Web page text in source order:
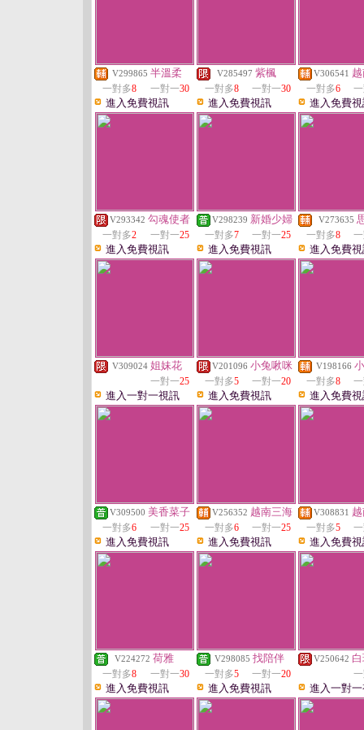
V299865 半溫柔
一對多8 一對一30
進入免費視訊
V285497 紫楓
一對多8 一對一30
進入免費視訊
V306541
一對多6
進入免費
V293342 勾魂使者
一對多2 一對一25
進入免費視訊
V298239 新婚少婦
一對多7 一對一25
進入免費視訊
V273635
一對多8
進入免費
V309024 姐妹花
一對一25
進入一對一視訊
V201096 小兔啾咪
一對多5 一對一20
進入免費視訊
V198166
一對多8
進入免費
V309500 美香菜子
一對多6 一對一25
進入免費視訊
V256352 越南三海
一對多6 一對一25
進入免費視訊
V308831
一對多5
進入免費
V224272 荷雅
一對多8 一對一30
進入免費視訊
V298085 找陪伴
一對多5 一對一20
進入免費視訊
V250642
進入一對